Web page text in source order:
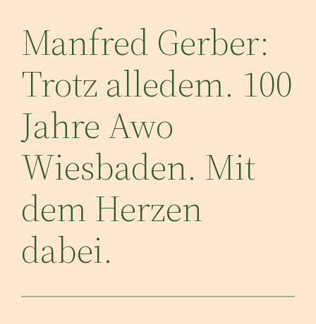
Manfred Gerber:
Trotz alledem. 100
Jahre Awo
Wiesbaden. Mit
dem Herzen
dabei.